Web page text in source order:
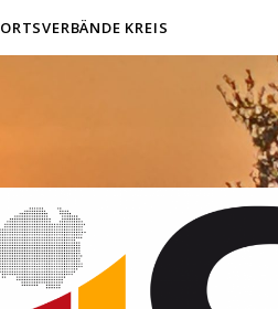
ORTSVERBÄNDE KREIS